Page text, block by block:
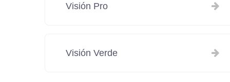
Visión Pro
Visión Verde